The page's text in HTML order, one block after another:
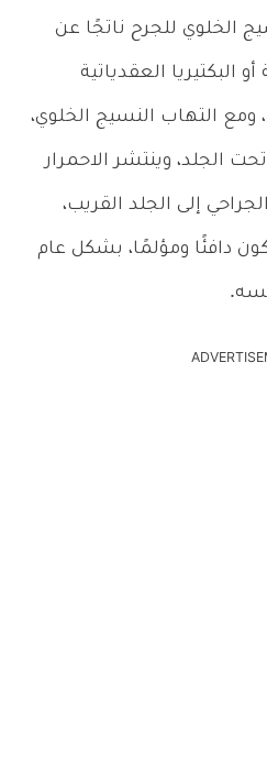
الخلوي للجرح ناتجًا عن
البكتيريا العقدياتية
streptococcal bacteria، ومع التهاب النسيج الخلوي،
الجلد، وينتشر الاحمرار
إلى الجلد القريب،
دافئًا ومؤلمًا، بشكل عام